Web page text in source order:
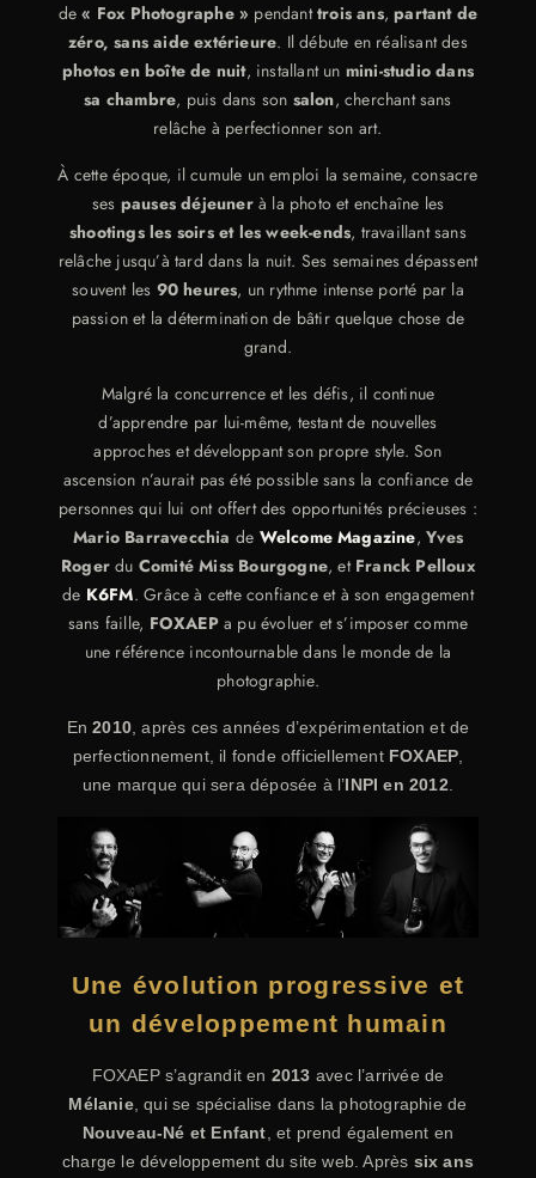
de« Fox Photographe » pendanttrois ans,partant de
zéro, sans aide extérieure. Il débute en réalisant des
photos en boîte de nuit, installant un mini-studio dans
sa chambre, puis dans son salon, cherchant sans
relâche à perfectionner son art.
À cette époque, il cumule un emploi la semaine, consacre
ses pauses déjeunerà la photo et enchaîne les
shootings les soirs et les week-ends, travaillant sans
relâche jusqu’à tard dans la nuit. Ses semaines dépassent
souvent les 90 heures, un rythme intense porté par la
passion et la détermination de bâtir quelque chose de
grand.
Malgré la concurrence et les défis, il continue
d’apprendre par lui-même, testant de nouvelles
approches et développant son propre style. Son
ascension n’aurait pas été possible sans la confiance de
personnes qui lui ont offert des opportunités précieuses :
Mario Barravecchia de Welcome Magazine,Yves
Roger du Comité Miss Bourgogne, et Franck Pelloux
de K6FM. Grâce à cette confiance et à son engagement
sans faille, FOXAEPa pu évoluer et s’imposer comme
une référence incontournable dans le monde de la
photographie.
En2010, après ces années d’expérimentation et de
perfectionnement, il fonde officiellement FOXAEP,
une marque qui sera déposée à l’INPI en 2012.
Une évolution progressive et
un développement humain
FOXAEP s’agrandit en 2013 avec l’arrivée de
Mélanie, qui se spécialise dans la photographie de
Nouveau-Né et Enfant , et prend également en
charge le développement du site web. Après six ans